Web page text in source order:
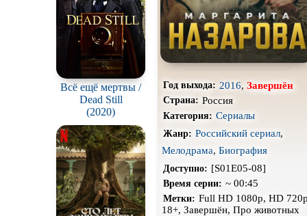
Всё ещё мертвы /
Dead Still
(2020)
Про снайперов
Про тюрьму
Про шпионов
Роуд-муви
Стимпанк
Экранизация
Год выхода: 2016, Завершён
Страна: Россия
Категория: Сериалы
Жанр: Российский сериал,
Мелодрама, Биография
Доступно: [S01E05-08]
Время серии: ~ 00:45
Метки: Full HD 1080p, HD
18+, Завершён, Про животных